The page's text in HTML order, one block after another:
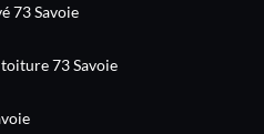
73 Savoie
73 Savoie